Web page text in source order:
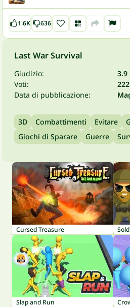
1.6K 636
Last War Survival
Giudizio:
3.9
Voti:
Data di pubblicazione:
3D Combattimenti Evitare
Giochi di Sparare
Guerre
Cursed Treasure
Slap and Run